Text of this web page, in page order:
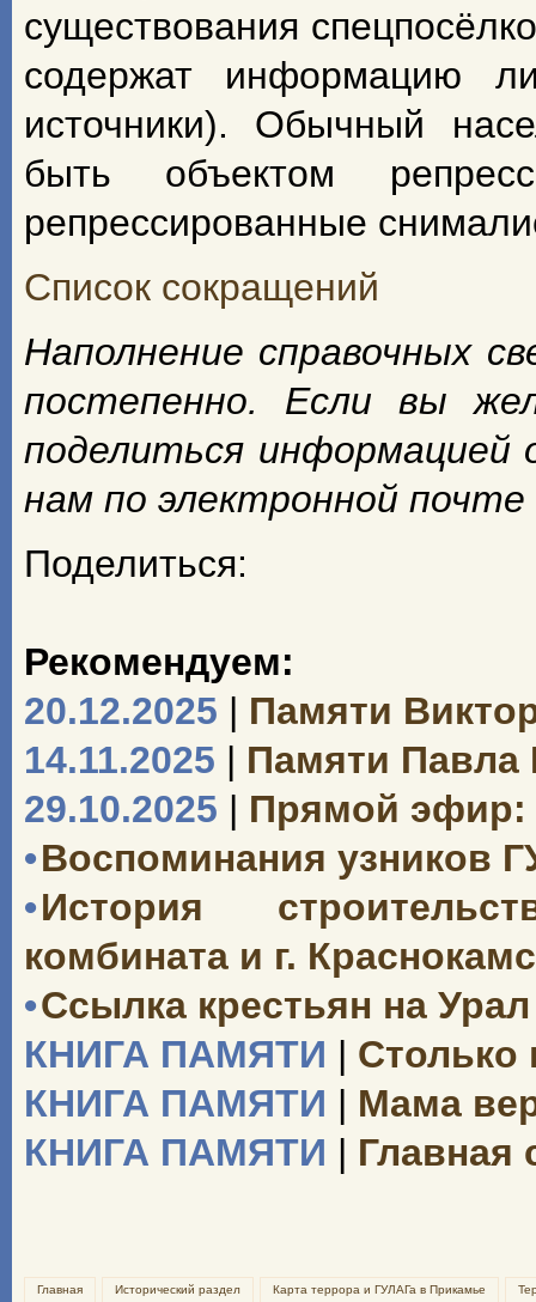
существования
содержат информацию
источники). Обычный
быть объектом
репрессированные
Список сокращений
Наполнение справочных
постепенно. Если вы
поделиться информацией
нам по электронной почте
Поделиться:
Рекомендуем:
20.12.2025 | Памяти
14.11.2025 | Памяти Павла
29.10.2025 | Прямой эфир:
•Воспоминания узников
•История
комбината и г.
•Ссылка крестьян на
КНИГА ПАМЯТИ | Столько
КНИГА ПАМЯТИ | Мама
КНИГА ПАМЯТИ | Главная
Главная Исторический раздел Карта террора и ГУЛАГа в Прикамье